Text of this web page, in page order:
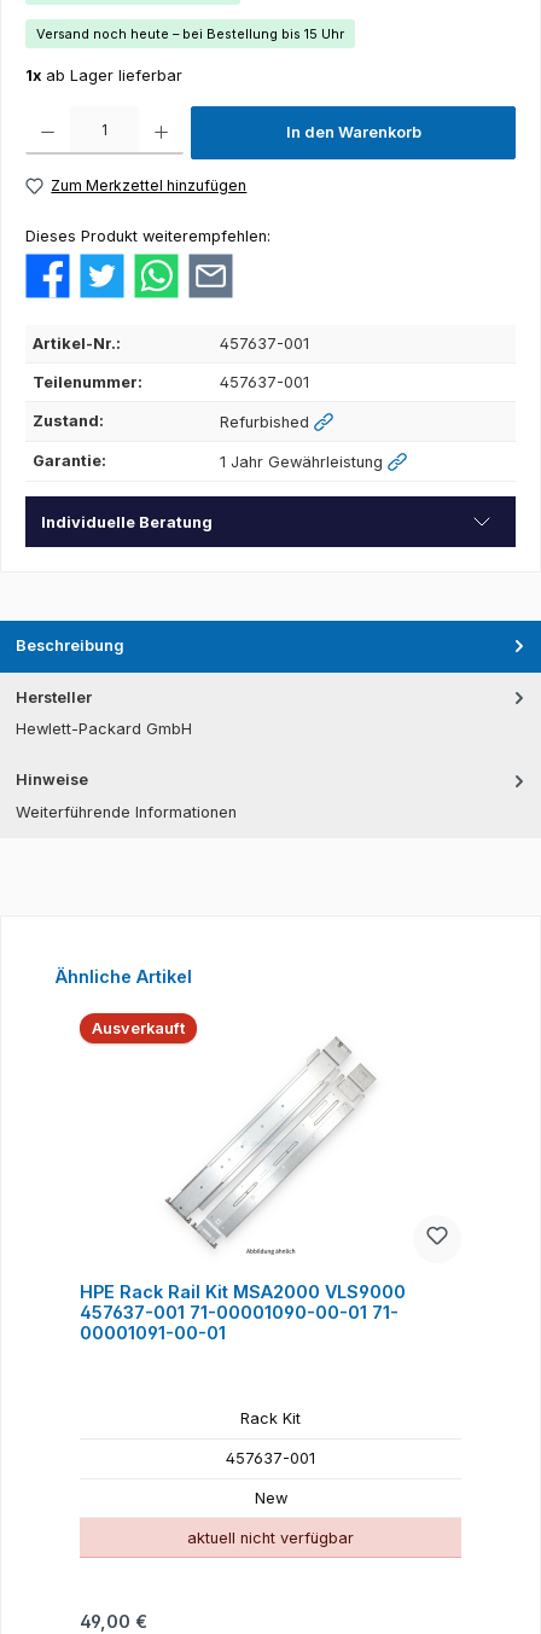
Versand noch heute – bei Bestellung bis 15 Uhr
1x ab Lager lieferbar
Produkt Anzahl: Gib den gewünschten Wert ein oder benutze die Schaltflächen um die
In den Warenkorb
Zum Merkzettel hinzufügen
Dieses Produkt weiterempfehlen:
Artikel-Nr.: 457637-001
Teilenummer: 457637-001
Zustand: Refurbished
Garantie: 1 Jahr Gewährleistung
Individuelle Beratung
Beschreibung
Hersteller
Hewlett-Packard GmbH
Hinweise
Weiterführende Informationen
Produktgalerie überspringen
Ähnliche Artikel
Ausverkauft
HPE Rack Rail Kit MSA2000 VLS9000
457637-001 71-00001090-00-01 71-
00001091-00-01
Rack Kit
457637-001
New
aktuell nicht verfügbar
Regulärer Preis:
49,00 €